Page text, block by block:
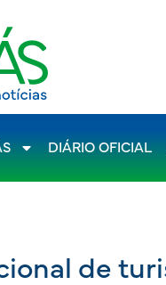
DIÁRIO OFICIAL
de